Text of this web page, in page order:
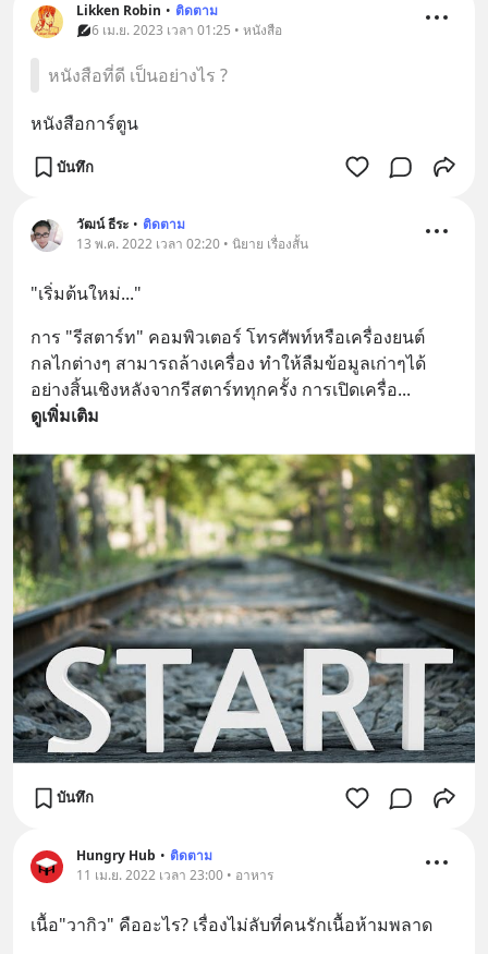
Likken Robin • ติดตาม
6 เม.ย. 2023 เวลา 01:25 • หนังสือ
หนังสือที่ดี เป็นอย่างไร ?
หนังสือการ์ตูน
บันทึก
วัฒน์ ธีระ • ติดตาม
13 พ.ค. 2022 เวลา 02:20 • นิยาย เรื่องสั้น
"เริ่มต้นใหม่..."
การ "รีสตาร์ท" คอมพิวเตอร์ โทรศัพท์หรือเครื่องยนต์
กลไกต่างๆ สามารถล้างเครื่อง ทำให้ลืมข้อมูลเก่าๆได้
อย่างสิ้นเชิงหลังจากรีสตาร์ททุกครั้ง การเปิดเครื่อ...
ดูเพิ่มเติม
บันทึก
Hungry Hub • ติดตาม
11 เม.ย. 2022 เวลา 23:00 • อาหาร
เนื้อ"วากิว" คืออะไร? เรื่องไม่ลับที่คนรักเนื้อห้ามพลาด